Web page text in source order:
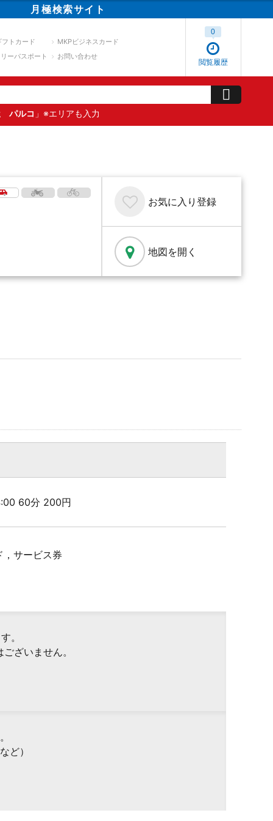
月極検索サイト
フトカード
MKPビジネスカード
ーパスポート
お問い合わせ
閲覧履歴
0
パルコ 」※エリアも入力
お気に入り 登録
地図を開く
60分 200円
サービス券
。
ざいません。
ど）